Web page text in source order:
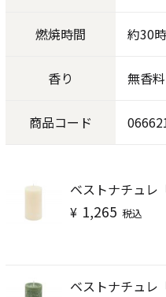
フローティングキャンドル
キャンドルグラス
ランタン
燃焼時間 約30
香り 無香料
商品コード
ベストナチュレ
¥ 1,265 税込
ベストナチュレ